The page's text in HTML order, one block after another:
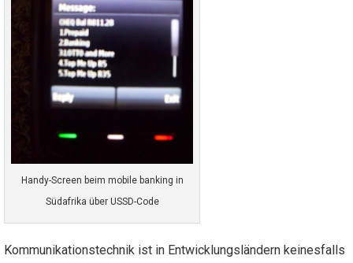
Handy-Screen beim mobile banking in
Südafrika über USSD-Code
Kommunikationstechnik ist in Entwicklungsländern keinesfalls